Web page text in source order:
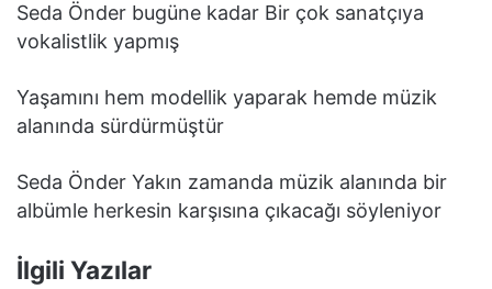
Seda Önder bugüne kadar Bir çok sanatçıya
vokalistlik yapmış
Yaşamını hem modellik yaparak hemde müzik
alanında sürdürmüştür
Seda Önder Yakın zamanda müzik alanında bir
albümle herkesin karşısına çıkacağı söyleniyor
İlgili Yazılar